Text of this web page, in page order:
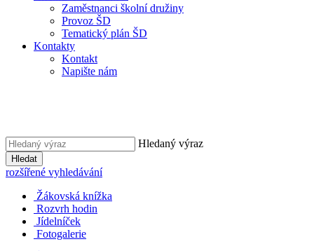
Zaměstnanci školní družiny
Provoz ŠD
Tematický plán ŠD
Kontakty
Kontakt
Napište nám
Hledaný výraz
Hledat
rozšířené vyhledávání
Žákovská knížka
Rozvrh hodin
Jídelníček
Fotogalerie